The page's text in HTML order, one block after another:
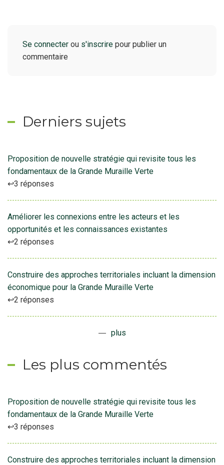
Se connecter ou s'inscrire pour publier un
commentaire
Derniers sujets
Proposition de nouvelle stratégie qui revisite tous les
fondamentaux de la Grande Muraille Verte
3 réponses
Améliorer les connexions entre les acteurs et les
opportunités et les connaissances existantes
2 réponses
Construire des approches territoriales incluant la dimension
économique pour la Grande Muraille Verte
2 réponses
plus
Les plus commentés
Proposition de nouvelle stratégie qui revisite tous les
fondamentaux de la Grande Muraille Verte
3 réponses
Construire des approches territoriales incluant la dimension